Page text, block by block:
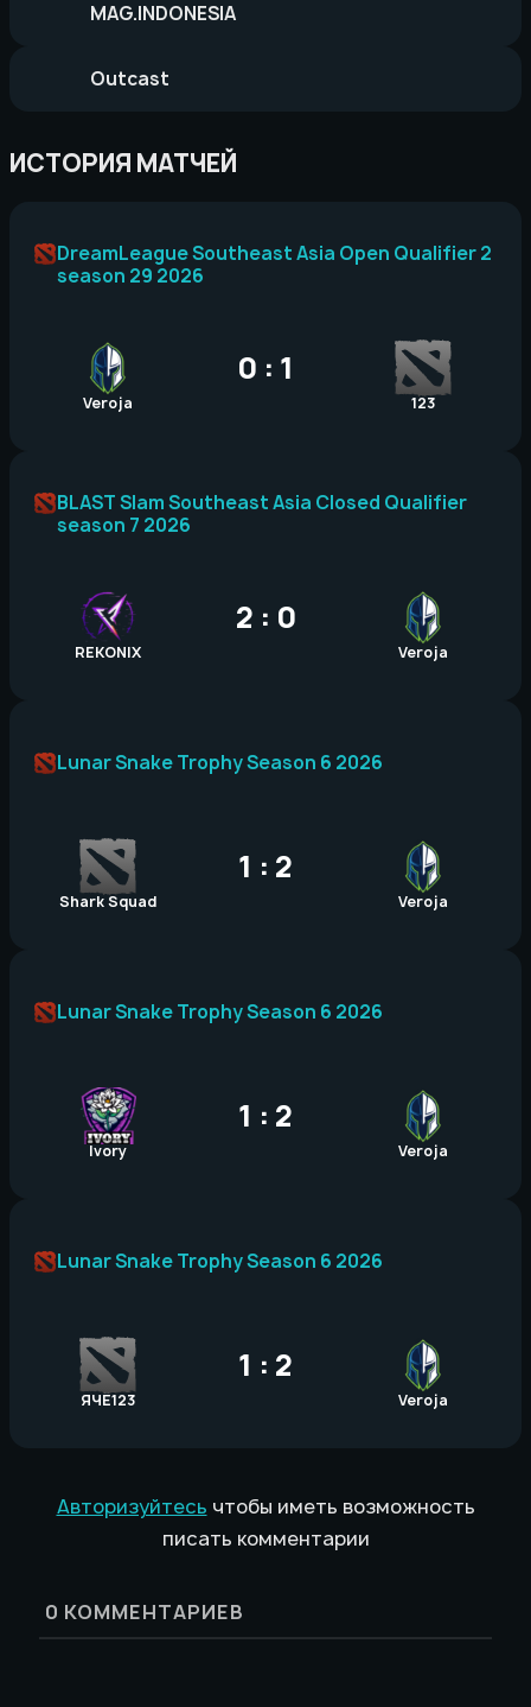
MAG.INDONESIA
Outcast
ИСТОРИЯ МАТЧЕЙ
Veroja
0 : 1
123
DreamLeague Southeast Asia Open Qualifier 2
season 29 2026
REKONIX
2 : 0
Veroja
BLAST Slam Southeast Asia Closed Qualifier
season 7 2026
Shark Squad
1 : 2
Veroja
Lunar Snake Trophy Season 6 2026
Ivory
1 : 2
Veroja
Lunar Snake Trophy Season 6 2026
ЯЧЁ123
1 : 2
Veroja
Lunar Snake Trophy Season 6 2026
Авторизуйтесь чтобы иметь возможность
писать комментарии
0 КОММЕНТАРИЕВ